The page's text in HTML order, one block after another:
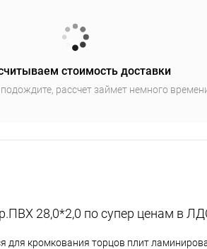
стоимость доставки
рассчет займет немного
28,0*2,0 по супер ценам в
кромкования торцов плит